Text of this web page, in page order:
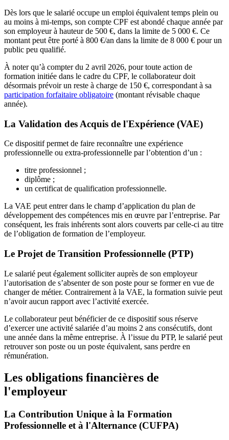
Dès lors que le salarié occupe un emploi équivalent temps plein ou
au moins à mi-temps, son compte CPF est abondé chaque année par
son employeur à hauteur de 500 €, dans la limite de 5 000 €. Ce
montant peut être porté à 800 €/an dans la limite de 8 000 € pour un
public peu qualifié.
À noter qu’à compter du 2 avril 2026, pour toute action de
formation initiée dans le cadre du CPF, le collaborateur doit
désormais prévoir un reste à charge de 150 €, correspondant à sa
participation forfaitaire obligatoire (montant révisable chaque
année).
La Validation des Acquis de l'Expérience (VAE)
Ce dispositif permet de faire reconnaître une expérience
professionnelle ou extra-professionnelle par l’obtention d’un :
titre professionnel ;
diplôme ;
un certificat de qualification professionnelle.
La VAE peut entrer dans le champ d’application du plan de
développement des compétences mis en œuvre par l’entreprise. Par
conséquent, les frais inhérents sont alors couverts par celle-ci au titre
de l’obligation de formation de l’employeur.
Le Projet de Transition Professionnelle (PTP)
Le salarié peut également solliciter auprès de son employeur
l’autorisation de s’absenter de son poste pour se former en vue de
changer de métier. Contrairement à la VAE, la formation suivie peut
n’avoir aucun rapport avec l’activité exercée.
Le collaborateur peut bénéficier de ce dispositif sous réserve
d’exercer une activité salariée d’au moins 2 ans consécutifs, dont
une année dans la même entreprise. À l’issue du PTP, le salarié peut
retrouver son poste ou un poste équivalent, sans perdre en
rémunération.
Les obligations financières de
l'employeur
La Contribution Unique à la Formation
Professionnelle et à l'Alternance (CUFPA)